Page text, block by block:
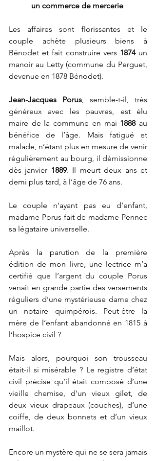
un commerce de mercerie
Les affaires sont florissantes et le
couple achète plusieurs biens à
Bénodet et fait construire vers 1874 un
manoir au Letty (commune du Perguet,
devenue en 1878 Bénodet).
Jean-Jacques Porus , semble-t-il, très
généreux avec les pauvres, est élu
maire de la commune en mai 1888 au
bénéfice de l’âge. Mais fatigué et
malade, n’étant plus en mesure de venir
régulièrement au bourg, il démissionne
dès janvier 1889. Il meurt deux ans et
demi plus tard, à l’âge de 76 ans.
Le couple n’ayant pas eu d’enfant,
madame Porus fait de madame Pennec
sa légataire universelle.
Après la parution de la première
édition de mon livre, une lectrice m’a
certifié que l’argent du couple Porus
venait en grande partie des versements
réguliers d’une mystérieuse dame chez
un notaire quimpérois. Peut-être la
mère de l’enfant abandonné en 1815 à
l’hospice civil ?
Mais alors, pourquoi son trousseau
était-il si misérable ? Le registre d’état
civil précise qu’il était composé d’une
vieille chemise, d’un vieux gilet, de
deux vieux drapeaux (couches), d’une
coiffe, de deux bonnets et d’un vieux
maillot.
Encore un mystère qui ne se sera jamais